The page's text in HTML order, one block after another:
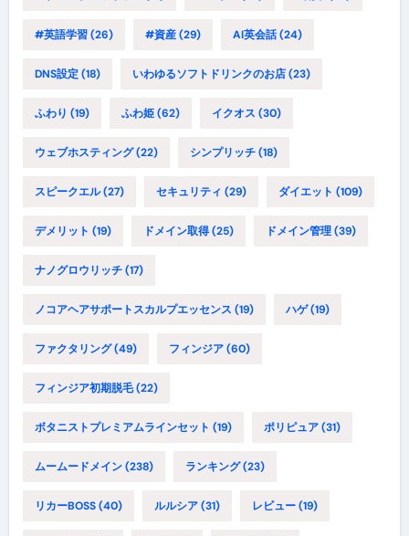
#英語学習(26) #資産(29) AI英会話(24)
DNS設定(18) いわゆるソフトドリンクのお店(23)
ふわり (19) ふわ姫(62) イクオス (30)
ウェブホスティング(22) シンプリッチ(18)
スピークエル(27) セキュリティ (29) ダイエット (109)
デメリット (19) ドメイン取得(25) ドメイン管理(39)
ナノグロウリッチ(17)
ノコアヘアサポートスカルプエッセンス (19) ハゲ(19)
ファクタリング(49) フィンジア(60)
フィンジア初期脱毛(22)
ボタニストプレミアムラインセット (19) ポリピュア(31)
ムームードメイン(238) ランキング(23)
リカーBOSS(40) ルルシア(31) レビュー(19)